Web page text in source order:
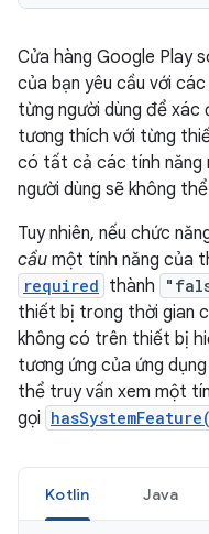
Cửa hàng Google Play
của bạn yêu cầu với
từng người dùng để xác
tương thích với từng
có tất cả các tính năng
người dùng sẽ không
Tuy nhiên, nếu chức
cầu một tính năng của
required thành
thiết bị trong thời gian
không có trên thiết bị
tương ứng của ứng
thể truy vấn xem một
gọi
Kotlin Java